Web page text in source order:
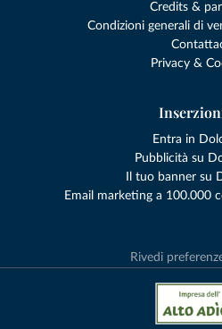
Credits &
Condizioni generali di
Privacy &
Entra in
Pubblicità su
Il tuo banner su
Email marketing a 100.000
Rivedi